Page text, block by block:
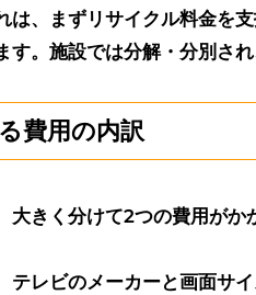
は、まずリサイクル料金を
す。施設では分解・分別さ
費用の内訳
大きく分けて2つの費用が
テレビのメーカーと画面サ